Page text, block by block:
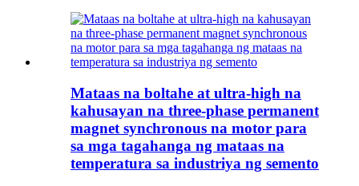
Mataas na boltahe at ultra-high na
kahusayan na three-phase permanent
magnet synchronous na motor para
sa mga tagahanga ng mataas na
temperatura sa industriya ng semento